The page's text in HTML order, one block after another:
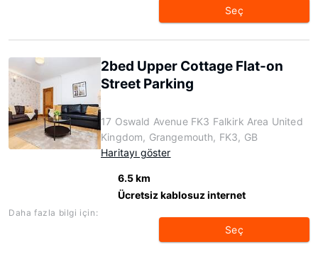
Seç
2bed Upper Cottage Flat-on
Street Parking
17 Oswald Avenue FK3 Falkirk Area United
Kingdom, Grangemouth, FK3, GB
Haritayı göster
6.5 km
Ücretsiz kablosuz internet
Daha fazla bilgi için:
Seç